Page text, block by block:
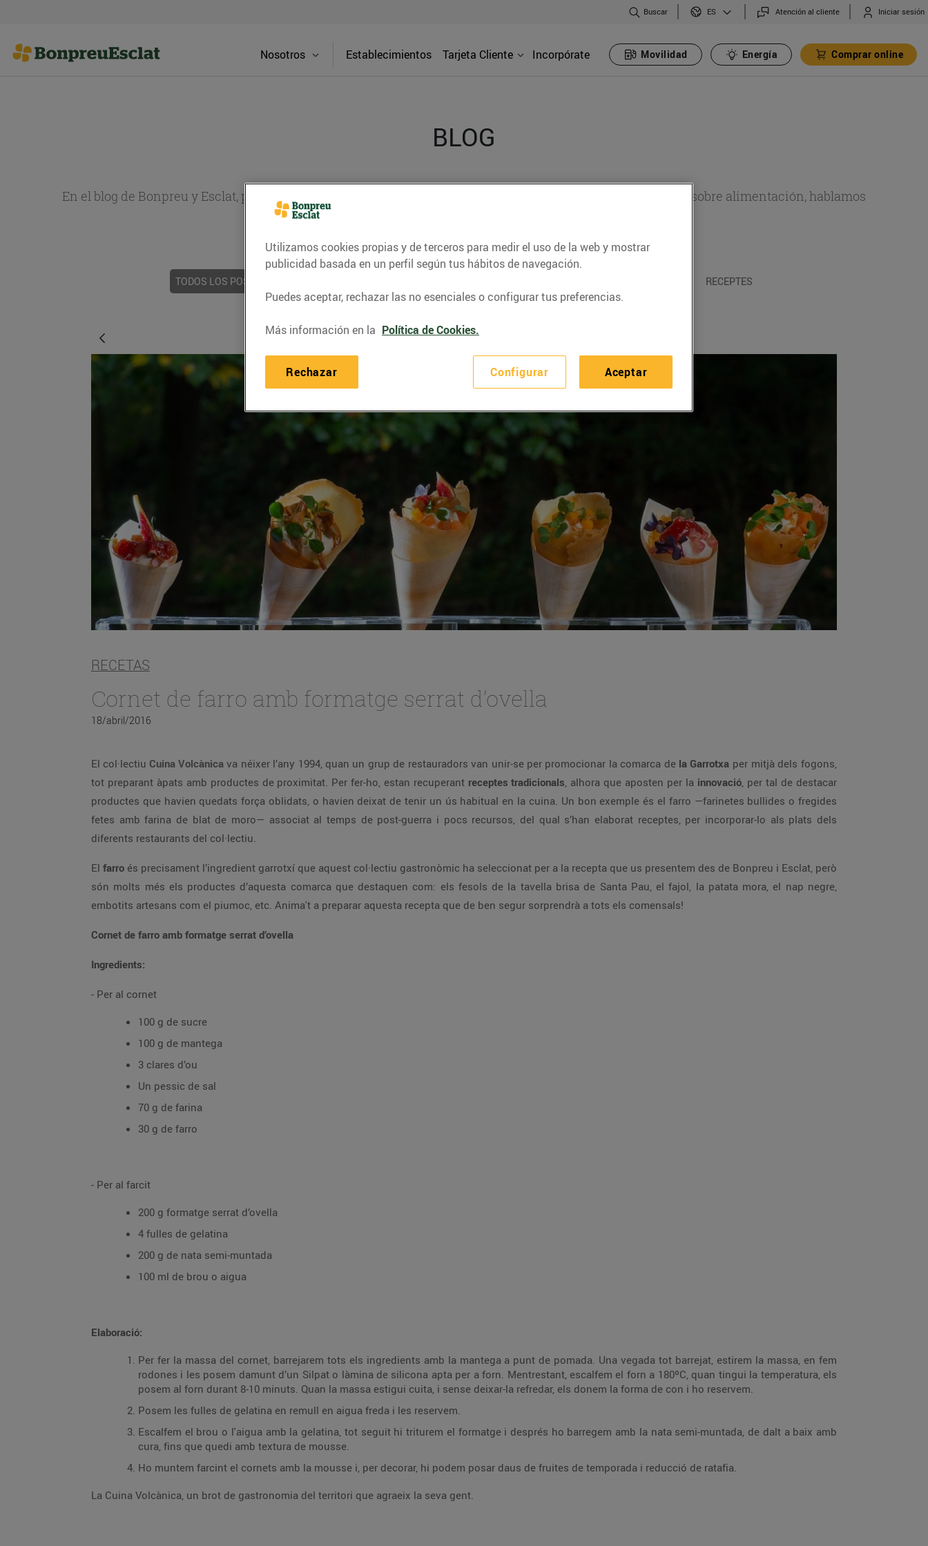
Buscar ES Atención al cliente Iniciar sesión
Nosotros Establecimientos Tarjeta Cliente Incorpórate Movilidad Energía Comprar online
BLOG
En el blog de Bonpreu y Esclat, puedes encontrar recetas, consejos nutricionales, información de actualidad sobre alimentación, hablamos
sobre gastronomía de nuestro territorio y muchos otros temas.
TODOS LOS POSTS RECEPTES
RECETAS
Cornet de farro amb formatge serrat d’ovella
18/abril/2016
El col·lectiu Cuina Volcànica va néixer l’any 1994, quan un grup de restauradors van unir-se per promocionar la comarca de la Garrotxa per mitjà dels fogons,
tot preparant àpats amb productes de proximitat. Per fer-ho, estan recuperant receptes tradicionals, alhora que aposten per la innovació, per tal de destacar
productes que havien quedats força oblidats, o havien deixat de tenir un ús habitual en la cuina. Un bon exemple és el farro —farinetes bullides o fregides
fetes amb farina de blat de moro— associat al temps de post-guerra i pocs recursos, del qual s’han elaborat receptes, per incorporar-lo als plats dels
diferents restaurants del col·lectiu.
El farro és precisament l’ingredient garrotxí que aquest col·lectiu gastronòmic ha seleccionat per a la recepta que us presentem des de Bonpreu i Esclat, però
són molts més els productes d’aquesta comarca que destaquen com: els fesols de la tavella brisa de Santa Pau, el fajol, la patata mora, el nap negre,
embotits artesans com el piumoc, etc. Anima't a preparar aquesta recepta que de ben segur sorprendrà a tots els comensals!
Cornet de farro amb formatge serrat d’ovella
Ingredients:
- Per al cornet
100 g de sucre
100 g de mantega
3 clares d’ou
Un pessic de sal
70 g de farina
30 g de farro
- Per al farcit
200 g formatge serrat d’ovella
4 fulles de gelatina
200 g de nata semi-muntada
100 ml de brou o aigua
Elaboració:
Per fer la massa del cornet, barrejarem tots els ingredients amb la mantega a punt de pomada. Una vegada tot barrejat, estirem la massa, en fem
rodones i les posem damunt d’un Silpat o làmina de silicona apta per a forn. Mentrestant, escalfem el forn a 180ºC, quan tingui la temperatura, els
posem al forn durant 8-10 minuts. Quan la massa estigui cuita, i sense deixar-la refredar, els donem la forma de con i ho reservem.
Posem les fulles de gelatina en remull en aigua freda i les reservem.
Escalfem el brou o l'aigua amb la gelatina, tot seguit hi triturem el formatge i després ho barregem amb la nata semi-muntada, de dalt a baix amb
cura, fins que quedi amb textura de mousse.
Ho muntem farcint el cornets amb la mousse i, per decorar, hi podem posar daus de fruites de temporada i reducció de ratafia.
La Cuina Volcànica, un brot de gastronomia del territori que agraeix la seva gent.
Utilizamos cookies propias y de terceros para medir el uso de la web y mostrar
publicidad basada en un perfil según tus hábitos de navegación.
Puedes aceptar, rechazar las no esenciales o configurar tus preferencias.
Más información en la Política de Cookies.
Configurar
Rechazar Aceptar